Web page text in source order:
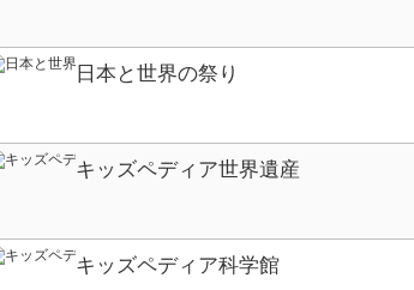
日本と世界の祭り
キッズペディア世界遺産
キッズペディア科学館